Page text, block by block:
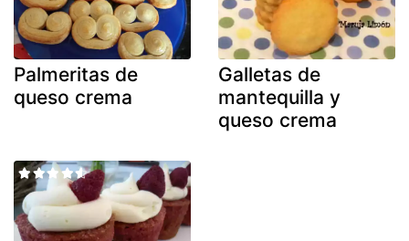
Palmeritas de
queso crema
Galletas de
mantequilla y
queso crema